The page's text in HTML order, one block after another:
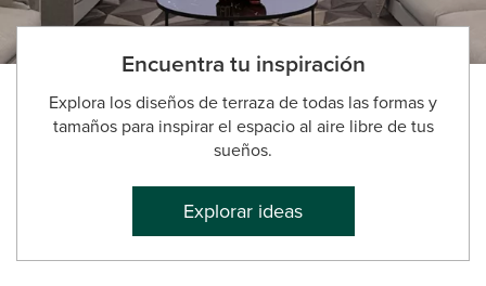
Encuentra tu inspiración
Explora los diseños de terraza de todas las formas y
tamaños para inspirar el espacio al aire libre de tus
sueños.
Explorar ideas